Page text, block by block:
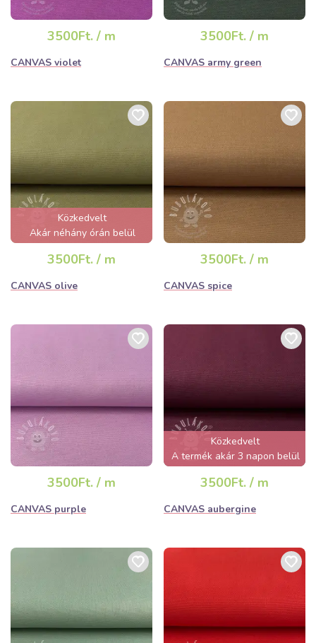
3500Ft. / m
CANVAS violet
3500Ft. / m
CANVAS army green
Közkedvelt
Akár néhány órán belül
elfogyhat!
3500Ft. / m
CANVAS olive
3500Ft. / m
CANVAS spice
3500Ft. / m
CANVAS purple
Közkedvelt
A termék akár 3 napon belül
elfogyhat!
3500Ft. / m
CANVAS aubergine